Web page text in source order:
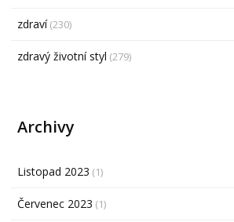
zdraví(230)
zdravý životní styl (279)
Archivy
Listopad 2023 (1)
Červenec 2023 (1)